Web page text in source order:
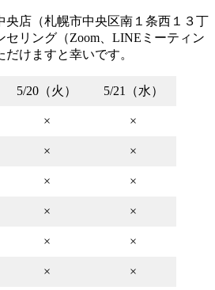
央店（札幌市中央区南１条西１３丁
セリング（Zoom、LINEミーティン
けますと幸いです。
5/20（火） 5/21（水）
× ×
× ×
× ×
× ×
× ×
× ×